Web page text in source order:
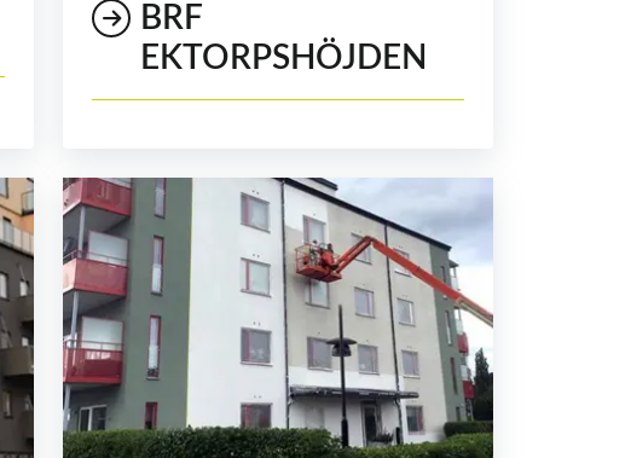
BRF
EKTORPSHÖJDEN